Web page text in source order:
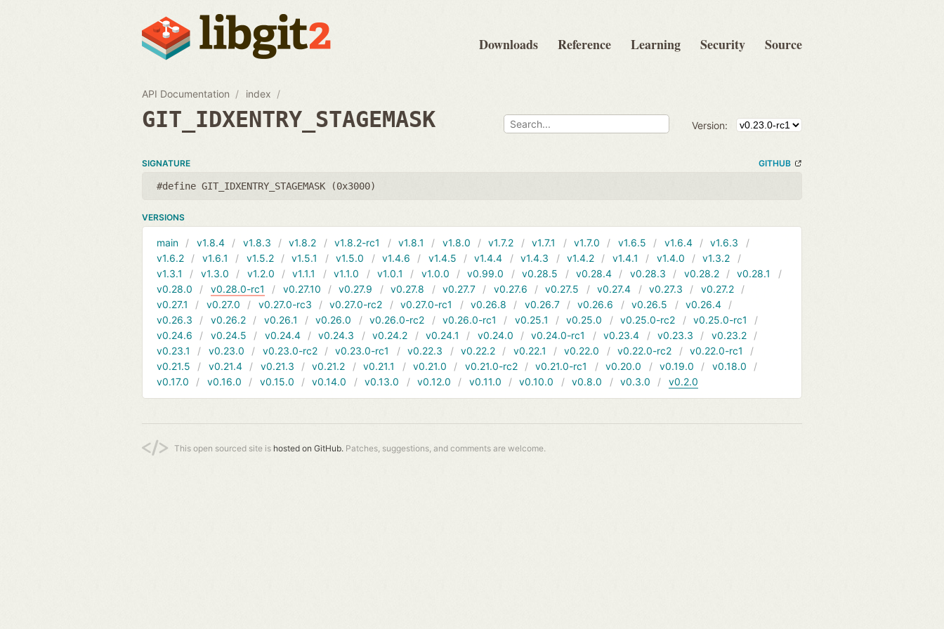
Downloads Reference Learning Security Source
API Documentation index
GIT_IDXENTRY_STAGEMASK Version:
SIGNATURE GITHUB
#define GIT_IDXENTRY_STAGEMASK (0x3000)
VERSIONS
main v1.8.4 v1.8.3 v1.8.2 v1.8.2-rc1 v1.8.1 v1.8.0 v1.7.2 v1.7.1 v1.7.0 v1.6.5 v1.6.4
v1.6.3
v1.6.2
v1.6.1 v1.5.2 v1.5.1 v1.5.0 v1.4.6 v1.4.5 v1.4.4 v1.4.3 v1.4.2 v1.4.1 v1.4.0
v1.3.2
v1.3.1
v1.3.0 v1.2.0 v1.1.1 v1.1.0 v1.0.1 v1.0.0 v0.99.0 v0.28.5 v0.28.4 v0.28.3 v0.28.2
v0.28.1
v0.28.0
v0.28.0-rc1 v0.27.10 v0.27.9 v0.27.8 v0.27.7 v0.27.6 v0.27.5 v0.27.4 v0.27.3
v0.27.2
v0.27.1
v0.27.0 v0.27.0-rc3 v0.27.0-rc2 v0.27.0-rc1 v0.26.8 v0.26.7 v0.26.6 v0.26.5
v0.26.4
v0.26.3
v0.26.2 v0.26.1 v0.26.0 v0.26.0-rc2 v0.26.0-rc1 v0.25.1 v0.25.0 v0.25.0-rc2
v0.25.0-rc1
v0.24.6
v0.24.5 v0.24.4 v0.24.3 v0.24.2 v0.24.1 v0.24.0 v0.24.0-rc1 v0.23.4 v0.23.3
v0.23.2
v0.23.1
v0.23.0 v0.23.0-rc2 v0.23.0-rc1 v0.22.3 v0.22.2 v0.22.1 v0.22.0 v0.22.0-rc2
v0.22.0-rc1
v0.21.5
v0.21.4 v0.21.3 v0.21.2 v0.21.1 v0.21.0 v0.21.0-rc2 v0.21.0-rc1 v0.20.0 v0.19.0
v0.18.0
v0.17.0
v0.16.0 v0.15.0 v0.14.0 v0.13.0 v0.12.0 v0.11.0 v0.10.0 v0.8.0 v0.3.0 v0.2.0
This open sourced site is hosted on GitHub. Patches, suggestions, and comments are welcome.